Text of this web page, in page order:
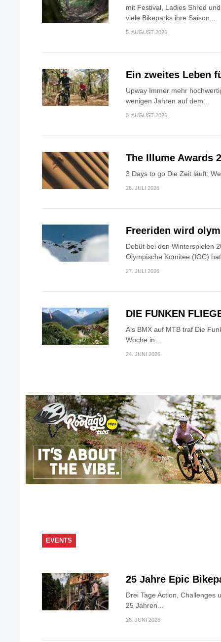
mit Festival, Ladies Shred
viele Bikeparks ihre Saison...
5. AUGUST 2026
Ein zweites Leben
Upway Immer mehr
wenigen Jahren auf dem...
3. AUGUST 2026
The Illume Awards
3 Days to go Die Zeit läuft:
28. JULI 2026
Freeriden wird
Debüt bei den Winterspielen
Olympische Komitee (IOC)
27. JULI 2026
DIE FUNKEN
Als BMX auf MTB traf Die
Woche in...
24. JUNI 2026
EVENTS
25 Jahre Epic
Drei Tage Action, Challenges
25 Jahren...
26. JUNI 2026